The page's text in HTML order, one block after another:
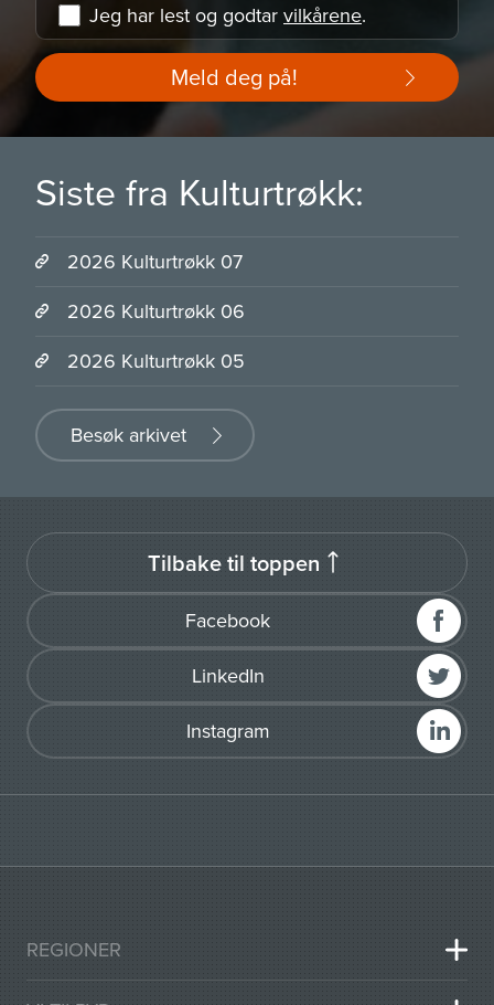
Jeg har lest og godtar vilkårene.
Meld deg på!
Siste fra Kulturtrøkk:
2026 Kulturtrøkk 07
2026 Kulturtrøkk 06
2026 Kulturtrøkk 05
Besøk arkivet
Facebook
LinkedIn
Instagram
Tilbake til toppen
REGIONER